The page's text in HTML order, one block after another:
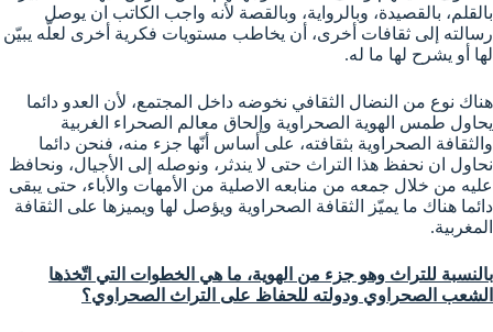
بالقلم، بالقصيدة، وبالرواية، وبالقصة لأنه واجب الكاتب ان يوصل
رسالته إلى ثقافات أخرى، أن يخاطب مستويات فكرية أخرى لعلّه يبيّن
لها أو يشرح لها ما له.
هناك نوع من النضال الثقافي نخوضه داخل المجتمع، لأن العدو دائما
يحاول طمس الهوية الصحراوية وإلحاق معالم الصحراء الغربية
والثقافة الصحراوية بثقافته، على أساس أنّها جزء منه، فنحن دائما
نحاول ان نحفظ هذا التراث حتى لا يندثر، ونوصله إلى الأجيال، ونحافظ
عليه من خلال جمعه من منابعه الاصلية من الأمهات والأباء، حتى يبقى
دائما هناك ما يميّز الثقافة الصحراوية ويؤصل لها ويميزها على الثقافة
المغربية.
بالنسبة للتراث وهو جزء من الهوية، ما هي الخطوات التي اتّخذها
الشعب الصحراوي ودولته للحفاظ على التراث الصحراوي؟